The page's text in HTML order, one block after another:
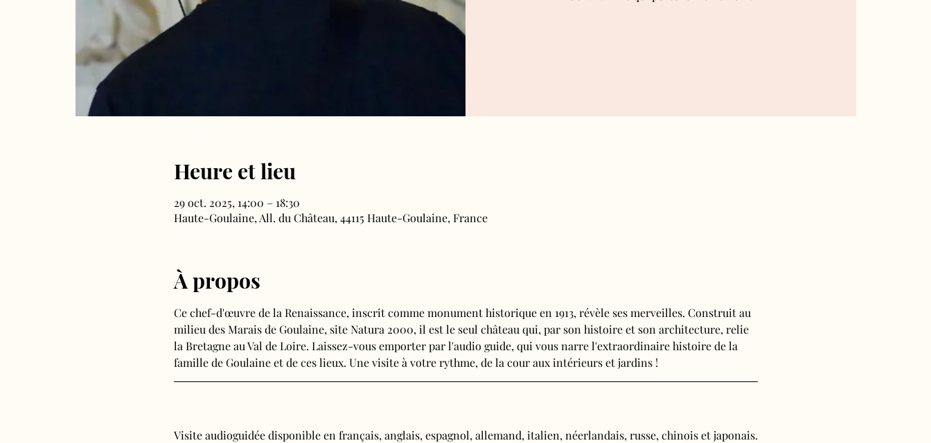
Heure et lieu
29 oct. 2025, 14:00 – 18:30
Haute-Goulaine, All. du Château, 44115 Haute-Goulaine, France
À propos
Ce chef-d'œuvre de la Renaissance, inscrit comme monument historique en 1913, révèle ses merveilles. Construit au
milieu des Marais de Goulaine, site Natura 2000, il est le seul château qui, par son histoire et son architecture, relie
la Bretagne au Val de Loire. Laissez-vous emporter par l'audio guide, qui vous narre l'extraordinaire histoire de la
famille de Goulaine et de ces lieux. Une visite à votre rythme, de la cour aux intérieurs et jardins !
Visite audioguidée disponible en français, anglais, espagnol, allemand, italien, néerlandais, russe, chinois et japonais.